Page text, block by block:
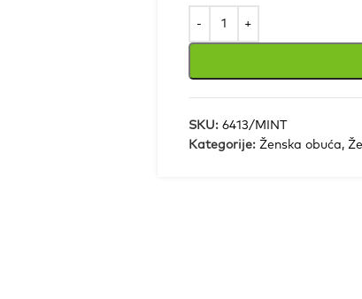
SKU: 6413/MINT
Kategorije: Ženska obuća,